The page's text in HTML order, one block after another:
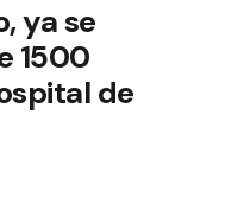
ya se
1500
de